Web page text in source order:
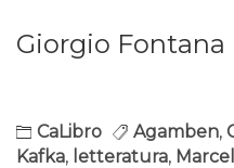
Giorgio Fontana
CaLibro Agamben,
Kafka, letteratura,